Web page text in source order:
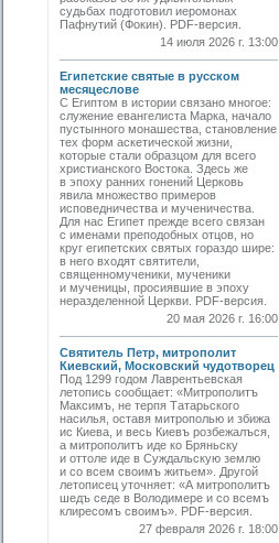
судьбах подготовил иеромонах
Пафнутий (Фокин). PDF-версия.
14 июля 2026 г. 13:00
Египетские святые в русском
месяцеслове
С Египтом в истории связано многое:
служение евангелиста Марка, начало
пустынного монашества, становление
тех форм аскетической жизни,
которые стали образцом для всего
христианского Востока. Здесь же
в эпоху ранних гонений Церковь
явила множество примеров
исповедничества и мученичества.
Для нас Египет прежде всего связан
с именами преподобных отцов, но
круг египетских святых гораздо шире:
в него входят святители,
священномученики, мученики
и мученицы, просиявшие в эпоху
неразделенной Церкви. PDF-версия.
20 мая 2026 г. 16:00
Святитель Петр, митрополит
Киевский, Московский чудотворец
Под 1299 годом Лаврентьевская
летопись сообщает: «Митрополитъ
Максимъ, не терпя Татарьского
насилья, оставя митрополью и збижа
ис Киева, и весь Киевъ розбежалъся,
а митрополитъ иде ко Бряньску
и оттоле иде в Суждальскую землю
и со всем своимъ житьем». Другой
летописец уточняет: «А митрополитъ
шедъ седе в Володимере и со всемъ
клиресомъ своимъ». PDF-версия.
27 февраля 2026 г. 18:00